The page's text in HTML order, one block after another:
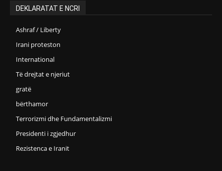
DEKLARATAT E NCRI
Ashraf / Liberty
Irani proteston
International
Të drejtat e njeriut
gratë
bërthamor
Terrorizmi dhe Fundamentalizmi
Presidenti i zgjedhur
Rezistenca e Iranit